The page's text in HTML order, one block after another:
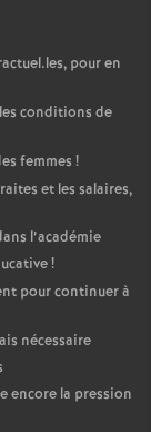
T
o
u
r
s
pour en
conditions de
femmes !
et les salaires,
l’académie
!
pour continuer à
nécessaire
encore la pression